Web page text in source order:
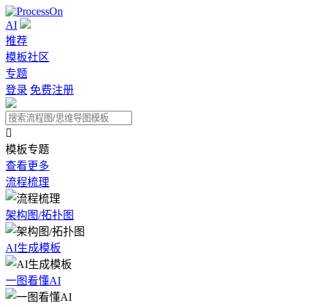
AI
推荐
模板社区
专题
登录 免费注册

模板专题
查看更多
流程梳理
架构图/拓扑图
AI生成模板
一图看懂AI